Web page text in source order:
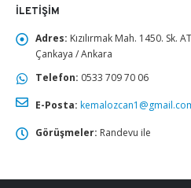
İLETIŞIM
Adres: Kızılırmak Mah. 1450. Sk.
Çankaya / Ankara
Telefon: 0533 709 70 06
E-Posta:
Görüşmeler: Randevu ile